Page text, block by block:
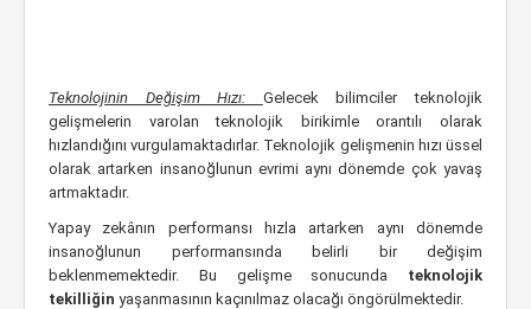
Teknolojinin Değişim Hızı: Gelecek bilimciler teknolojik
gelişmelerin varolan teknolojik birikimle orantılı olarak
hızlandığını vurgulamaktadırlar. Teknolojik gelişmenin hızı üssel
olarak artarken insanoğlunun evrimi aynı dönemde çok yavaş
artmaktadır.
Yapay zekânın performansı hızla artarken aynı dönemde
insanoğlunun performansında belirli bir değişim
beklenmemektedir. Bu gelişme sonucunda teknolojik
tekilliğin yaşanmasının kaçınılmaz olacağı öngörülmektedir.